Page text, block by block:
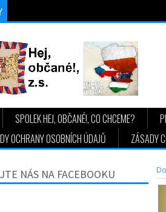
SPOLEK HEJ, OBČANÉ!, CO CHCEME?
OCHRANY OSOBNÍCH ÚDAJŮ
ZÁSADY
NÁS NA FACEBOOKU